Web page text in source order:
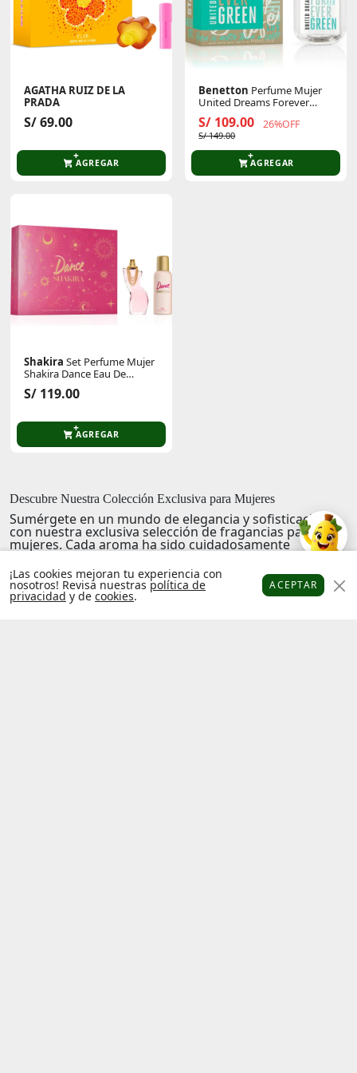
AGATHA RUIZ DE LA
PRADA
Set Perfume Mujer Flor Eau
De Toilette 50 Ml + Make Up
S/ 69.00
AGREGAR
Benetton Perfume Mujer
United Dreams Forever
Green Her Eau De Toilette
For Her 80 Ml
S/ 109.00 26%OFF
S/ 149.00
AGREGAR
Shakira Set Perfume Mujer
Shakira Dance Eau De
Toilette 80 Ml + 24h
Deodorant Spray 150 Ml
S/ 119.00
AGREGAR
Descubre Nuestra Colección Exclusiva para Mujeres
Sumérgete en un mundo de elegancia y sofisticación
con nuestra exclusiva selección de fragancias para
mujeres. Cada aroma ha sido cuidadosamente
comodidad única. Explora nuestra gama de perfumes y
eau de toilette que no solo cautivan los sentidos, sino
que también reflejan tu personalidad única.
Platanitos Favoritos
¡Las cookies mejoran tu experiencia con
nosotros! Revisa nuestras política de
privacidad y de cookies.
ACEPTAR